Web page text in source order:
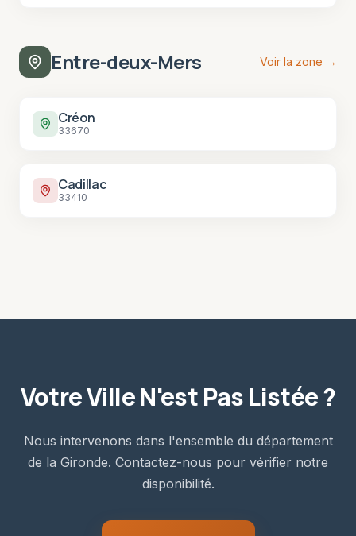
Entre-deux-Mers Voir la zone →
Créon
33670
Cadillac
33410
Votre Ville N'est Pas Listée ?
Nous intervenons dans l'ensemble du département
de la Gironde. Contactez-nous pour vérifier notre
disponibilité.